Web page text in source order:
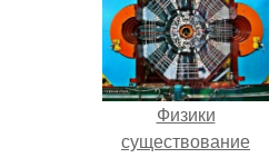
Физики
существование